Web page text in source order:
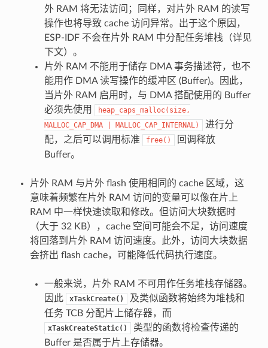
外 RAM 将无法访问；同样，对片外 RAM 的读写
操作也将导致 cache 访问异常。出于这个原因，
ESP-IDF 不会在片外 RAM 中分配任务堆栈（详见
下文）。
片外 RAM 不能用于储存 DMA 事务描述符，也不
能用作 DMA 读写操作的缓冲区 (Buffer)。因此，
当片外 RAM 启用时，与 DMA 搭配使用的 Buffer
必须先使用
heap_caps_malloc(size,
MALLOC_CAP_DMA
MALLOC_CAP_INTERNAL)
进行分
配，之后可以调用标准
free()
回调释放
Buffer。
片外 RAM 与片外 flash 使用相同的 cache 区域，这
意味着频繁在片外 RAM 访问的变量可以像在片上
RAM 中一样快速读取和修改。但访问大块数据时
（大于 32 KB），cache 空间可能会不足，访问速度
将回落到片外 RAM 访问速度。此外，访问大块数据
会挤出 flash cache，可能降低代码执行速度。
一般来说，片外 RAM 不可用作任务堆栈存储器。
因此
xTaskCreate()
及类似函数将始终为堆栈和
任务 TCB 分配片上储存器，而
xTaskCreateStatic()
类型的函数将检查传递的
Buffer 是否属于片上存储器。